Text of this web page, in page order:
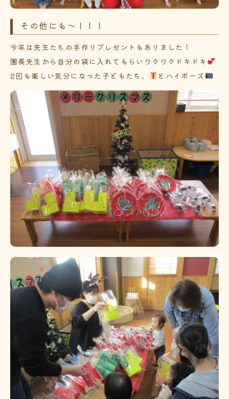
その他にも～！！！
今年は先生たちの手作りプレゼントもありました！
園長先生から自分の袋に入れてもらいワクワクドキドキ
2回も楽しい気分になった子どもたち、
とハイポーズ